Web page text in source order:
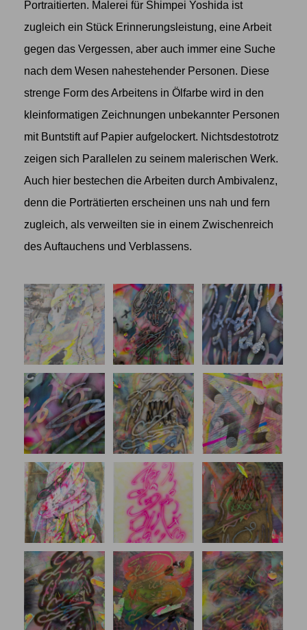
Portraitierten. Malerei für Shimpei Yoshida ist
zugleich ein Stück Erinnerungsleistung, eine Arbeit
gegen das Vergessen, aber auch immer eine Suche
nach dem Wesen nahestehender Personen. Diese
strenge Form des Arbeitens in Ölfarbe wird in den
kleinformatigen Zeichnungen unbekannter Personen
mit Buntstift auf Papier aufgelockert. Nichtsdestotrotz
zeigen sich Parallelen zu seinem malerischen Werk.
Auch hier bestechen die Arbeiten durch Ambivalenz,
denn die Porträtierten erscheinen uns nah und fern
zugleich, als verweilten sie in einem Zwischenreich
des Auftauchens und Verblassens.